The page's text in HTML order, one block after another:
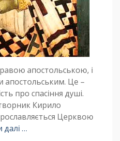
апостольською, і
апостольським. Це –
про спасіння душі.
Кирило
Церквою
далі …